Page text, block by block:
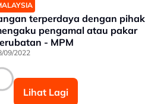
terperdaya dengan pihak
pengamal atau pakar
- MPM
09/2022
Lihat Lagi